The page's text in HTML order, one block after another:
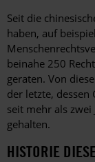
Seit die
haben, auf
beinahe 250
geraten. Von
der letzte,
seit mehr als
gehalten.
HISTORIE